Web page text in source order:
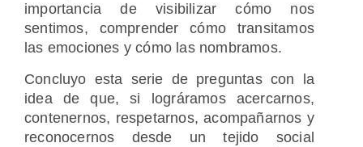
importancia de visibilizar cómo nos
sentimos, comprender cómo transitamos
las emociones y cómo las nombramos.
Concluyo esta serie de preguntas con la
idea de que, si lográramos acercarnos,
contenernos, respetarnos, acompañarnos y
reconocernos desde un tejido social